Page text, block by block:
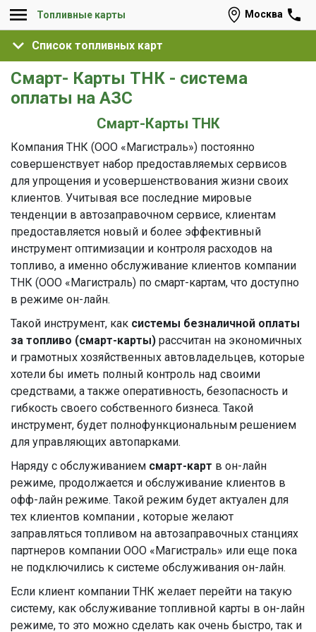
Топливные карты Москва
Список топливных карт
Смарт- Карты ТНК - система
оплаты на АЗС
Смарт-Карты ТНК
Компания ТНК (ООО «Магистраль») постоянно
совершенствует набор предоставляемых сервисов
для упрощения и усовершенствования жизни своих
клиентов. Учитывая все последние мировые
тенденции в автозаправочном сервисе, клиентам
предоставляется новый и более эффективный
инструмент оптимизации и контроля расходов на
топливо, а именно обслуживание клиентов компании
ТНК (ООО «Магистраль) по смарт-картам, что доступно
в режиме он-лайн.
Такой инструмент, как системы безналичной оплаты
за топливо (смарт-карты) рассчитан на экономичных
и грамотных хозяйственных автовладельцев, которые
хотели бы иметь полный контроль над своими
средствами, а также оперативность, безопасность и
гибкость своего собственного бизнеса. Такой
инструмент, будет полнофункциональным решением
для управляющих автопарками.
Наряду с обслуживанием смарт-карт в он-лайн
режиме, продолжается и обслуживание клиентов в
офф-лайн режиме. Такой режим будет актуален для
тех клиентов компании , которые желают
заправляться топливом на автозаправочных станциях
партнеров компании ООО «Магистраль» или еще пока
не подключились к системе обслуживания он-лайн.
Если клиент компании ТНК желает перейти на такую
систему, как обслуживание топливной карты в он-лайн
режиме, то это можно сделать как очень быстро, так и